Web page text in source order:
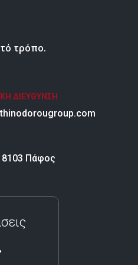
τρόπο.
ΔΙΕΥΘΥΝΣΗ
8103 Πάφος